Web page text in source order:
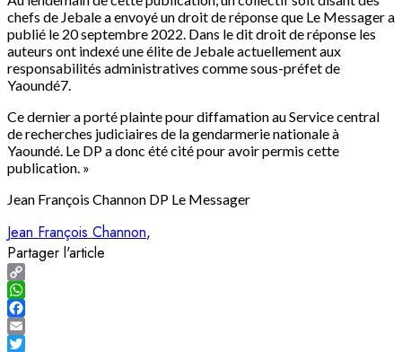
chefs de Jebale a envoyé un droit de réponse que Le Messager a
publié le 20 septembre 2022. Dans le dit droit de réponse les
auteurs ont indexé une élite de Jebale actuellement aux
responsabilités administratives comme sous-préfet de
Yaoundé7.
Ce dernier a porté plainte pour diffamation au Service central
de recherches judiciaires de la gendarmerie nationale à
Yaoundé. Le DP a donc été cité pour avoir permis cette
publication. »
Jean François Channon DP Le Messager
Jean François Channon
Partager l'article
Copy
Link
WhatsApp
Facebook
Email